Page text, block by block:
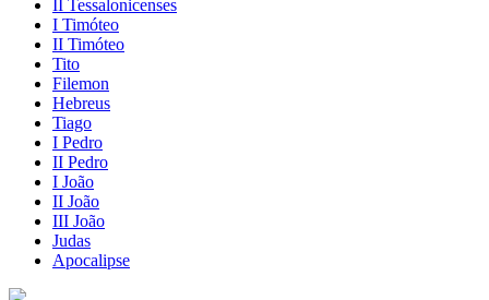
II Tessalonicenses
I Timóteo
II Timóteo
Tito
Filemon
Hebreus
Tiago
I Pedro
II Pedro
I João
II João
III João
Judas
Apocalipse